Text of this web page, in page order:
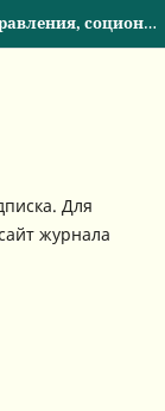
Менеджмент и кадры: психология управления, соционика и социология
Для
журнала